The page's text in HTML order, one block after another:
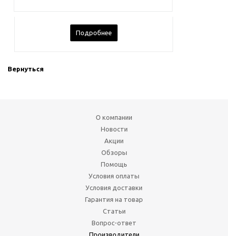
Подробнее
Вернуться
О компании
Новости
Акции
Обзоры
Помощь
Условия оплаты
Условия доставки
Гарантия на товар
Статьи
Вопрос-ответ
Производители